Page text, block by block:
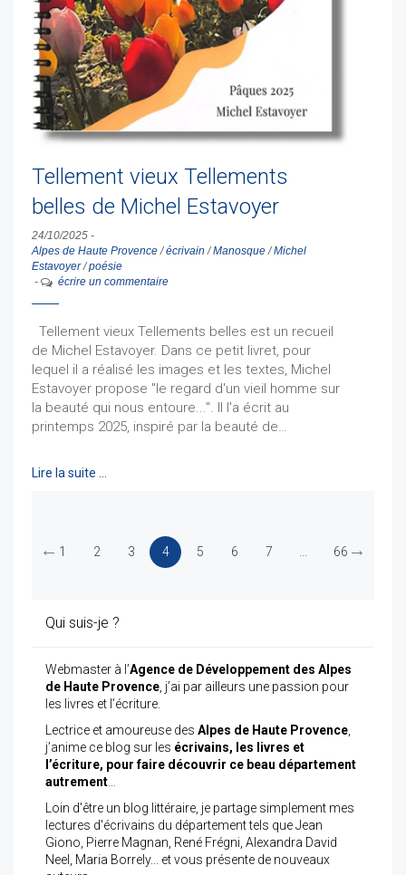
Tellement vieux Tellements
belles de Michel Estavoyer
24/10/2025 -
Alpes de Haute Provence/écrivain /Manosque/Michel
Estavoyer/poésie
-
écrire un commentaire
Tellement vieux Tellements belles est un recueil
de Michel Estavoyer. Dans ce petit livret, pour
lequel il a réalisé les images et les textes, Michel
Estavoyer propose "le regard d'un vieil homme sur
la beauté qui nous entoure...". Il l'a écrit au
printemps 2025, inspiré par la beauté de…
Lire la suite …
← 1 2 3 4 5 6 7 66 →
Qui suis-je ?
Webmaster à l’Agence de Développement des Alpes
de Haute Provence , j’ai par ailleurs une passion pour
les livres et l’écriture.
Lectrice et amoureuse des Alpes de Haute Provence
j’anime ce blog sur les écrivains, les livres et
l’écriture, pour faire découvrir ce beau département
autrement
Loin d'être un blog littéraire, je partage simplement mes
lectures d'écrivains du département tels que Jean
Giono, Pierre Magnan, René Frégni, Alexandra David
Neel, Maria Borrely... et vous présente de nouveaux